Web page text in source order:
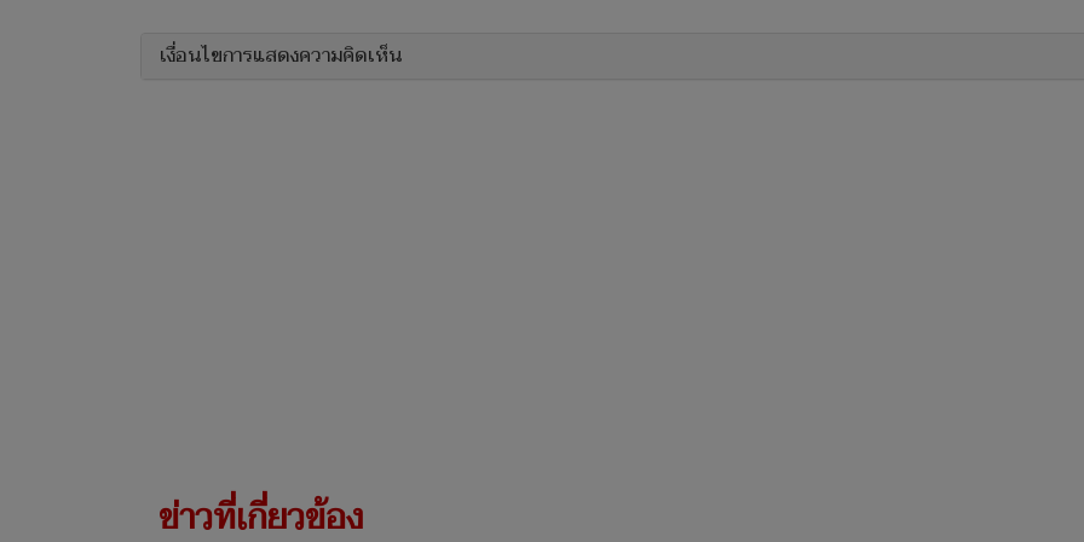
เงื่อนไขการแสดงความคิดเห็น
ข่าวที่เกี่ยวข้อง